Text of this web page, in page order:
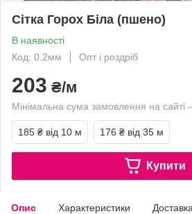
Сітка Горох Біла (пшено)
В наявності
Код: 0.2мм
Опт і роздріб
203 ₴/м
Мінімальна сума замовлення на
185 ₴ від 10 м 176 ₴ від 35 м
Купити
Опис Характеристики Доставка